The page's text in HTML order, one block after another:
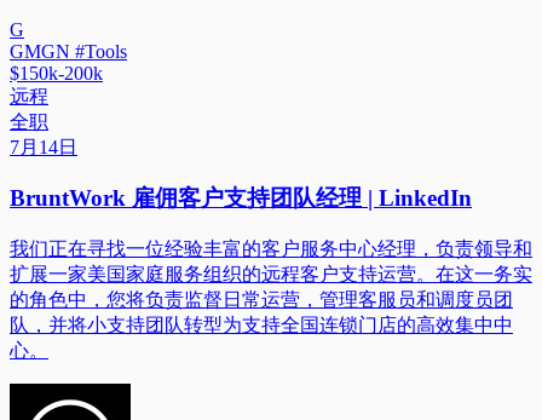
G
GMGN #Tools
$150k-200k
远程
全职
7月14日
BruntWork 雇佣客户支持团队经理 | LinkedIn
我们正在寻找一位经验丰富的客户服务中心经理，负责领导和
扩展一家美国家庭服务组织的远程客户支持运营。在这一务实
的角色中，您将负责监督日常运营，管理客服员和调度员团
队，并将小支持团队转型为支持全国连锁门店的高效集中中
心。